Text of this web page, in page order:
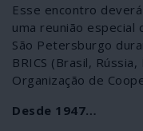
Esse encontro
uma reunião
São Petersburgo
BRICS (Brasil,
Organização de
Desde 1947…